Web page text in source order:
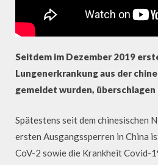
Seitdem im Dezember 2019
Lungenerkrankung aus der
gemeldet wurden, überschlagen
Spätestens seit dem chinesischen
ersten Ausgangssperren in China
CoV-2 sowie die Krankheit Covid-